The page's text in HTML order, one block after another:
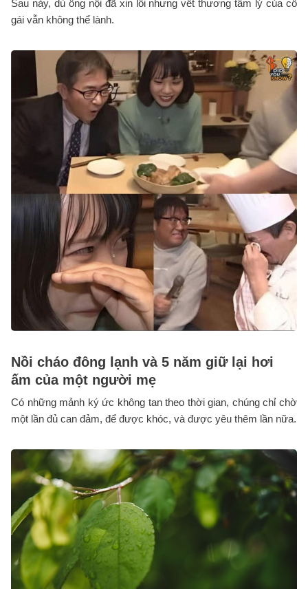
Sau này, dù ông nội đã xin lỗi nhưng vết thương tâm lý của cô
gái vẫn không thể lành.
Nồi cháo đông lạnh và 5 năm giữ lại hơi
ấm của một người mẹ
Có những mảnh ký ức không tan theo thời gian, chúng chỉ chờ
một lần đủ can đảm, để được khóc, và được yêu thêm lần nữa.